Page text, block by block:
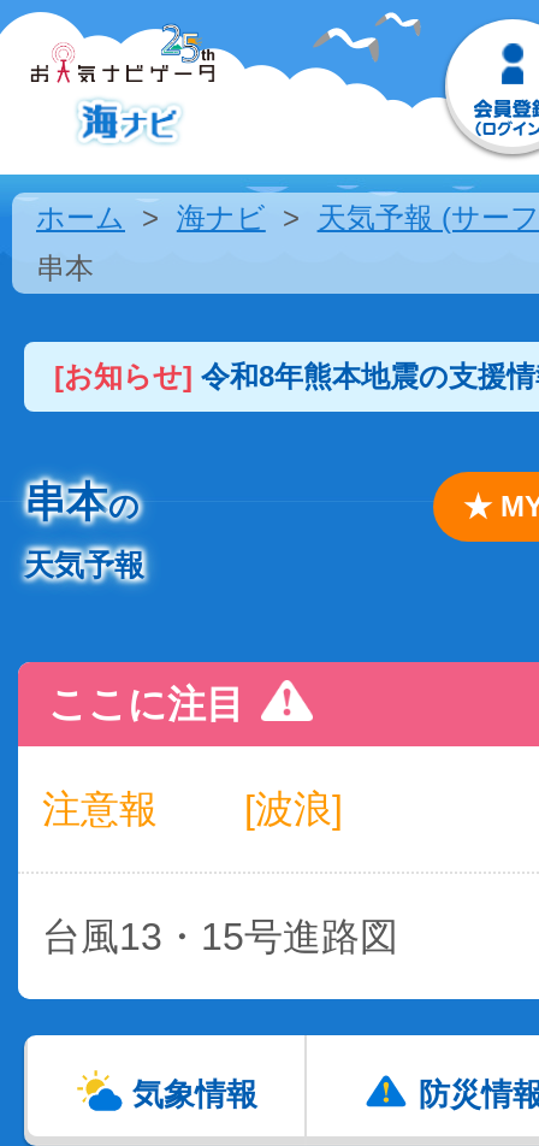
ホーム 海ナビ
天気予報 (サー
串本
[お知らせ] 令和8年熊本地震の支援
串本の
天気予報
★
ここに注目
注意報 [波浪]
台風13・15号進路図
気象情報 防災情